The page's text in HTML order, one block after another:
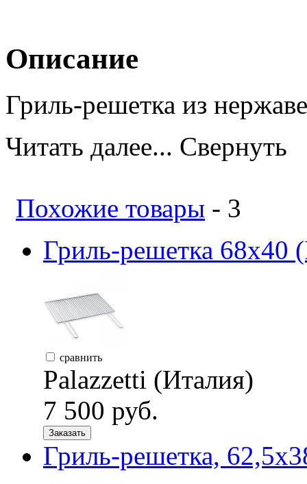
Описание
Гриль-решетка из
Читать далее... Свернуть
Похожие товары - 3
Гриль-решетка 68х40
сравнить
Palazzetti (Италия)
7 500 руб.
Заказать
Гриль-решетка,